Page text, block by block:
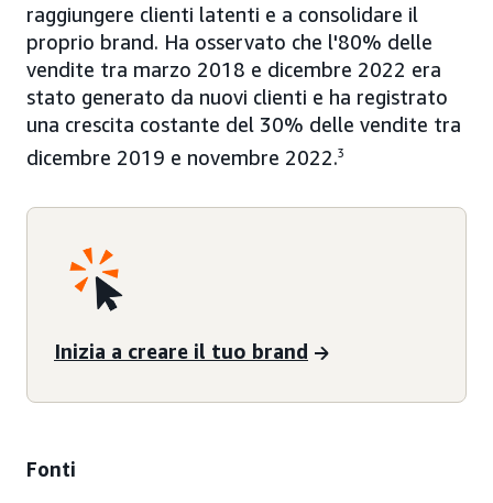
raggiungere clienti latenti e a consolidare il
proprio brand. Ha osservato che l'80% delle
vendite tra marzo 2018 e dicembre 2022 era
stato generato da nuovi clienti e ha registrato
una crescita costante del 30% delle vendite tra
dicembre 2019 e novembre 2022.3
Inizia a creare il tuo brand
Fonti